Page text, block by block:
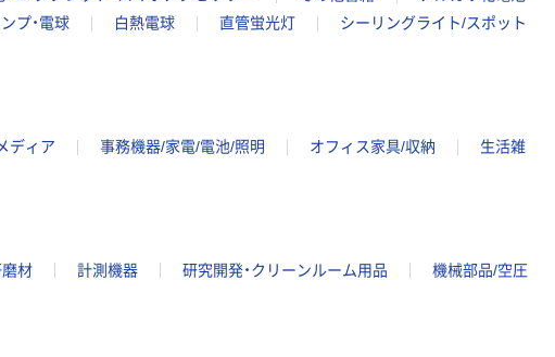
プ・電球 白熱電球 直管蛍光灯
シーリングライト/スポット
ディア 事務機器/家電/電池/照明 オフィス家具/収納
生活雑
材 計測機器 研究開発・クリーンルーム用品
機械部品/空圧